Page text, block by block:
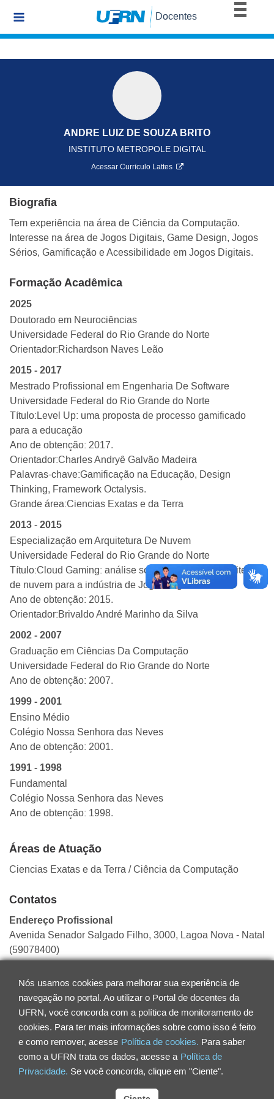
Acesso à informação
Docentes
Nós usamos cookies para melhorar sua experiência de
navegação no portal. Ao utilizar o Portal de docentes da
UFRN, você concorda com a política de monitoramento de
cookies. Para ter mais informações sobre como isso é feito
e como remover, acesse Política de cookies. Para saber
como a UFRN trata os dados, acesse a Política de
Privacidade. Se você concorda, clique em "Ciente".
ANDRE LUIZ DE SOUZA BRITO
INSTITUTO METROPOLE DIGITAL
Acessar Currículo Lattes
Biografia
Tem experiência na área de Ciência da Computação.
Interesse na área de Jogos Digitais, Game Design, Jogos
Sérios, Gamificação e Acessibilidade em Jogos Digitais.
Formação Acadêmica
2025
Doutorado em Neurociências
Universidade Federal do Rio Grande do Norte
Orientador:Richardson Naves Leão
2015 - 2017
Mestrado Profissional em Engenharia De Software
Universidade Federal do Rio Grande do Norte
Título: Level Up: uma proposta de processo gamificado
para a educação
Ano de obtenção: 2017.
Orientador:Charles Andryê Galvão Madeira
Palavras-chave:Gamificação na Educação, Design
Thinking, Framework Octalysis.
Grande área:Ciencias Exatas e da Terra
2013 - 2015
Especialização em Arquitetura De Nuvem
Universidade Federal do Rio Grande do Norte
Título:Cloud Gaming: análise sobre a adção da arquitetura
de nuvem para a indústria de Jogos Digitais
Ano de obtenção: 2015.
Orientador:Brivaldo André Marinho da Silva
2002 - 2007
Graduação em Ciências Da Computação
Universidade Federal do Rio Grande do Norte
Ano de obtenção: 2007.
1999 - 2001
Ensino Médio
Colégio Nossa Senhora das Neves
Ano de obtenção: 2001.
1991 - 1998
Fundamental
Colégio Nossa Senhora das Neves
Ano de obtenção: 1998.
Áreas de Atuação
Ciencias Exatas e da Terra / Ciência da Computação
Contatos
Endereço Profissional
Avenida Senador Salgado Filho, 3000, Lagoa Nova - Natal
(59078400)
33422216 / 121
E-mail
andre.brito@ufrn.br